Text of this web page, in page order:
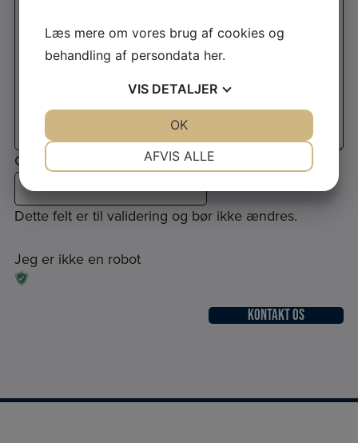
Comments
Dette felt er til validering og bør ikke ændres.
Jeg er ikke en robot
Læs mere om vores brug af cookies og
behandling af persondata her.
VIS DETALJER
MARKETING
AFVIS ALLE
OK